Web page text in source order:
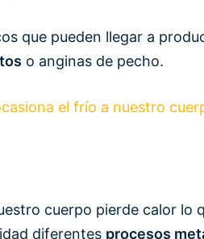
que pueden llegar a
o anginas de pecho.
el frío a nuestro
cuerpo pierde calor lo
diferentes procesos